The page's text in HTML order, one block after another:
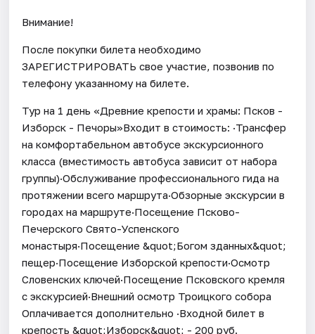
Внимание!
После покупки билета необходимо
ЗАРЕГИСТРИРОВАТЬ свое участие, позвонив по
телефону указанному на билете.
Тур на 1 день «Древние крепости и храмы: Псков -
Изборск - Печоры»Входит в стоимость: ·Трансфер
на комфортабельном автобусе экскурсионного
класса (вместимость автобуса зависит от набора
группы)·Обслуживание профессионального гида на
протяжении всего маршрута·Обзорные экскурсии в
городах на маршруте·Посещение Псково-
Печерского Свято-Успенского
монастыря·Посещение &quot;Богом зданных&quot;
пещер·Посещение Изборской крепости·Осмотр
Словенских ключей·Посещение Псковского кремля
с экскурсией·Внешний осмотр Троицкого собора
Оплачивается дополнительно ·Входной билет в
крепость &quot;Изборск&quot; - 200 руб.